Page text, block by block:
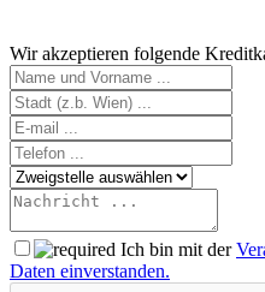
Wir akzeptieren folgende
Ich bin mit der
Daten einverstanden.